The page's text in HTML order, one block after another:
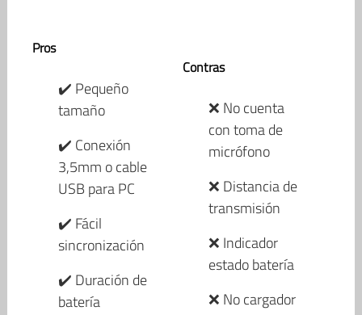
Pros
✔️ Pequeño
tamaño
✔️ Conexión
3,5mm o cable
USB para PC
✔️ Fácil
sincronización
✔️ Duración de
batería
Contras
❌ No cuenta
con toma de
micrófono
❌ Distancia de
transmisión
❌ Indicador
estado batería
❌ No cargador